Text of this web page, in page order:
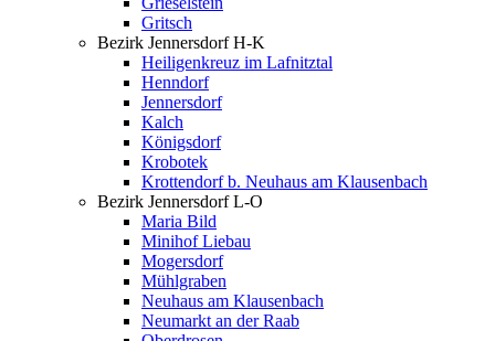
Gritsch
Bezirk Jennersdorf H-K
Heiligenkreuz im Lafnitztal
Henndorf
Jennersdorf
Kalch
Königsdorf
Krobotek
Krottendorf b. Neuhaus am Klausenbach
Bezirk Jennersdorf L-O
Maria Bild
Minihof Liebau
Mogersdorf
Mühlgraben
Neuhaus am Klausenbach
Neumarkt an der Raab